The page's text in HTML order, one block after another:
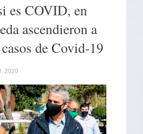
es COVID, en
ascendieron a
de Covid-19
2020